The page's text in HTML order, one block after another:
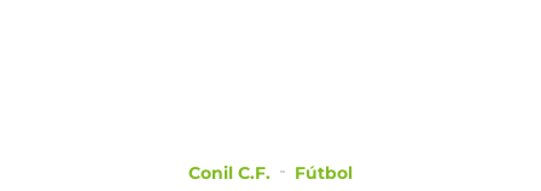
Conil C.F. Fútbol